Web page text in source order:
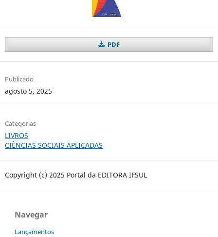
PDF
Publicado
agosto 5, 2025
Categorias
LIVROS
CIÊNCIAS SOCIAIS APLICADAS
Copyright (c) 2025 Portal da EDITORA IFSUL
Navegar
Lançamentos